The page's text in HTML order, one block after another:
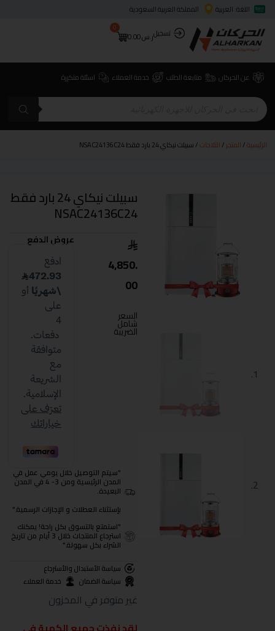
اللغة: العربية
المملكة العربية السعودية
تسجيلر.س0.00
0
عن الحركان متابعة الطلب خدمة العملاء اسئلة متكررة
الرئيسية/المتجر/الثلاجات/ سبيلت نيكاي 24 بارد فقط NSAC24136C24
سبيلت نيكاي 24 بارد فقط
NSAC24136C24
4,850.
00
السعر
شامل
الضريبة
عروض الدفع
"سيتم التوصيل خلال يومي عمل في
المدن الرئيسية ومن 3- 4 في المدن
البعيدة.
بإستثناء العطلات و الإجازات الرسمية."
"استمتع بالتسوق بكل راحة! يمكنك
استرجاع المنتجات خلال 3 أيام من تاريخ
الشراء بكل سهولة."
سياسة الأستبدال والأسترجاع
سياسة الضمان
خدمة العملاء
غير متوفر في المخزون